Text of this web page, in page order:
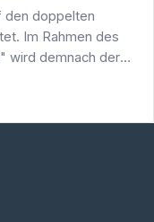
den doppelten
Im Rahmen des
wird demnach der